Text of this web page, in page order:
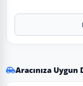
✨ Ürün
✔ Uyumluluk:
⚠️ Aracın üretim
Aracınıza